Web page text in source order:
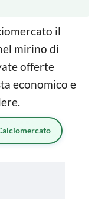
il
mirino di
offerte
economico e